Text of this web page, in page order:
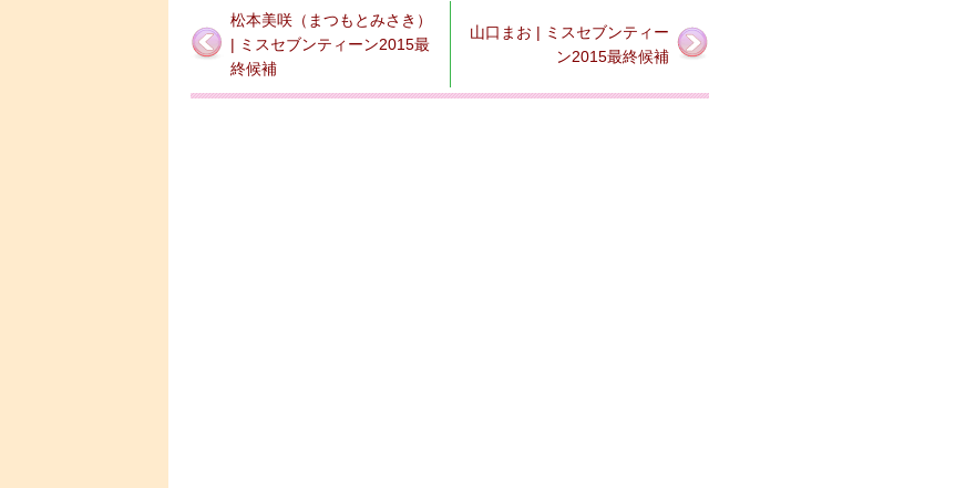
松本美咲（まつもとみさき）
| ミスセブンティーン2015最
終候補
山口まお | ミスセブンティー
ン2015最終候補